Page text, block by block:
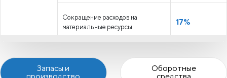
Сокращение расходов на
материальные ресурсы
17%